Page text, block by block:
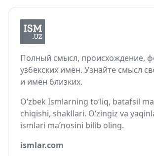
Полный смысл, происхождение,
узбекских имён. Узнайте смысл
и имён близких.
O‘zbek Ismlarning to‘liq, batafsil
chiqishi, shakllari. O‘zingiz va
ismlari ma’nosini bilib oling.
ismlar.com